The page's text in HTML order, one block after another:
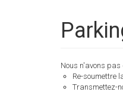
Nous n'avons
Re-soumettre
Transmettez-